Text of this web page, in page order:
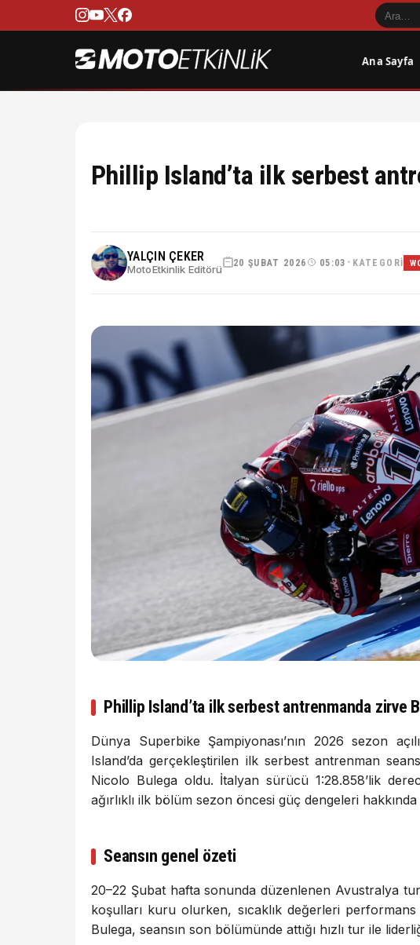
Ana Sayfa
Phillip Island’ta ilk serbest
YALÇIN ÇEKER
MotoEtkinlik Editörü
20 ŞUBAT 2026 05:03 • KATEGORI
Phillip Island’ta ilk serbest antrenmanda zirve
Dünya Superbike Şampiyonası’nın 2026 sezon
Island’da gerçekleştirilen ilk serbest antrenman
Nicolo Bulega oldu. İtalyan sürücü 1:28.858’lik
ağırlıklı ilk bölüm sezon öncesi güç dengeleri
Seansın genel özeti
20–22 Şubat hafta sonunda düzenlenen Avustralya
koşulları kuru olurken, sıcaklık değerleri
Bulega, seansın son bölümünde attığı hızlı tur ile